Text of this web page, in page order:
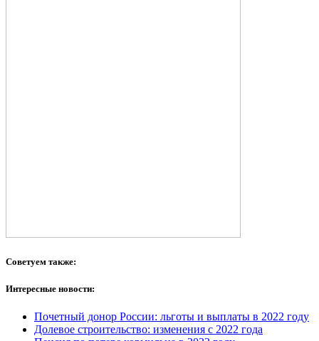
Советуем также:
Интересные новости:
Почетный донор России: льготы и выплаты в 2022 году
Долевое строительство: изменения с 2022 года